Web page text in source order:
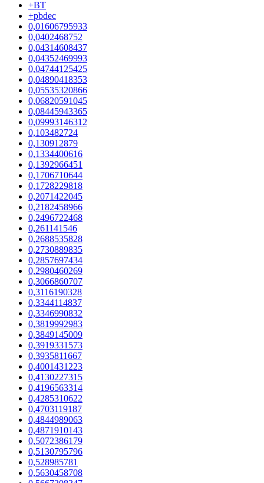
+BT
+pbdec
0,01606795933
0,0402468752
0,04314608437
0,04352469993
0,04744125425
0,04890418353
0,05535320866
0,06820591045
0,08445943365
0,09993146312
0,103482724
0,130912879
0,1334400616
0,1392966451
0,1706710644
0,1728229818
0,2071422045
0,2182458966
0,2496722468
0,261141546
0,2688535828
0,2730889835
0,2857697434
0,2980460269
0,3066860707
0,3116190328
0,3344114837
0,3346990832
0,3819992983
0,3849145009
0,3919331573
0,3935811667
0,4001431223
0,4130227315
0,4196563314
0,4285310622
0,4703119187
0,4844989063
0,4871910143
0,5072386179
0,5130795796
0,528985781
0,5630458708